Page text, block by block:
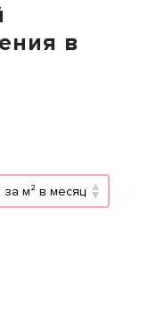
в
м² в месяц